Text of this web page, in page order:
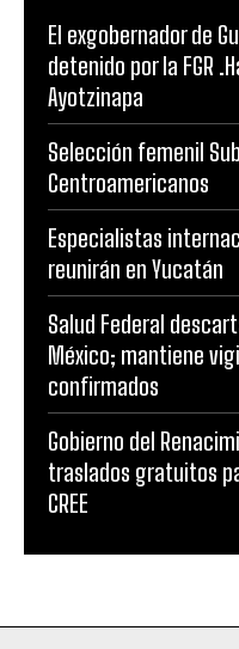
El exgobernador de
detenido por la FGR
Ayotzinapa
Selección femenil
Centroamericanos
Especialistas
reunirán en Yucatán
Salud Federal
México; mantiene
confirmados
Gobierno del
traslados gratuitos
CREE